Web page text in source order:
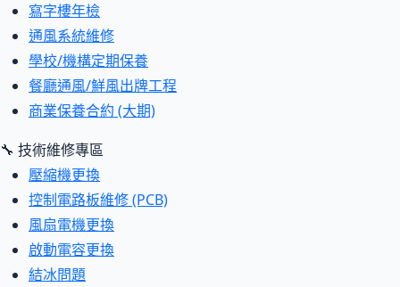
寫字樓年檢
通風系統維修
學校/機構定期保養
餐廳通風/鮮風出牌工程
商業保養合約 (大期)
🔧 技術維修專區
壓縮機更換
控制電路板維修 (PCB)
風扇電機更換
啟動電容更換
結冰問題